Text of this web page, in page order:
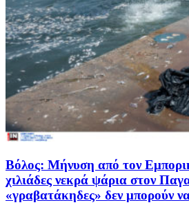
Βόλος: Μήνυση από τον
χιλιάδες νεκρά ψάρια στον
«γραβατάκηδες» δεν μπορούν